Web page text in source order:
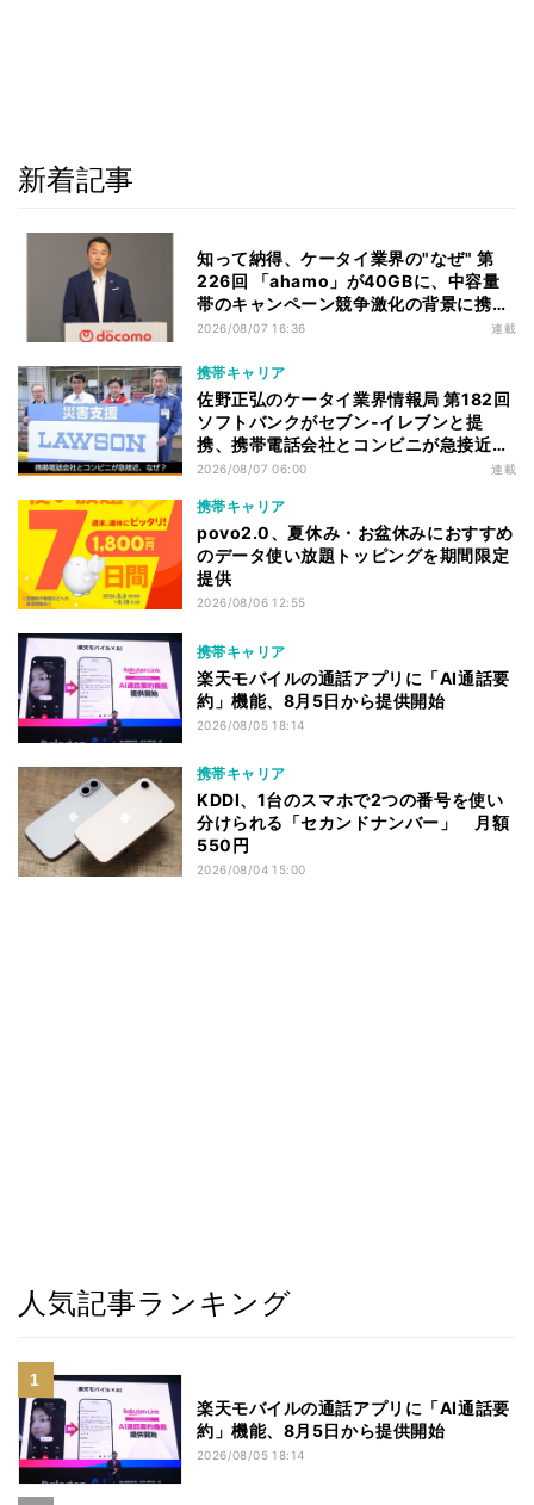
新着記事
知って納得、ケータイ業界の"なぜ" 第
226回 「ahamo」が40GBに、中容量
帯のキャンペーン競争激化の背景に携帯
各社の“迷い”あり
2026/08/07 16:36 連載
携帯キャリア
佐野正弘のケータイ業界情報局 第182回
ソフトバンクがセブン-イレブンと提
携、携帯電話会社とコンビニが急接近す
る理由は
2026/08/07 06:00 連載
携帯キャリア
povo2.0、夏休み・お盆休みにおすすめ
のデータ使い放題トッピングを期間限定
提供
2026/08/06 12:55
携帯キャリア
楽天モバイルの通話アプリに「AI通話要
約」機能、8月5日から提供開始
2026/08/05 18:14
携帯キャリア
KDDI、1台のスマホで2つの番号を使い
分けられる「セカンドナンバー」 月額
550円
2026/08/04 15:00
人気記事ランキング
楽天モバイルの通話アプリに「AI通話要
約」機能、8月5日から提供開始
2026/08/05 18:14